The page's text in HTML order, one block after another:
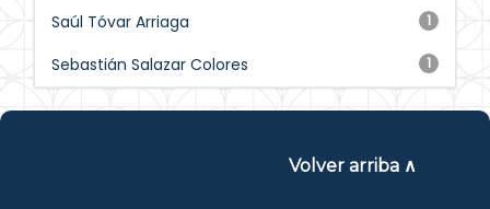
1
Saúl Tóvar Arriaga
1
Sebastián Salazar Colores
Volver arriba ∧